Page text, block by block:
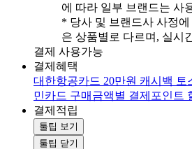
에 따라 일부 브랜드는 사
* 당사 및 브랜드사 사정
은 상품별로 다르며, 실시
결제 사용가능
결제혜택
대한항공카드 20만원 캐시백 토
민카드 구매금액별 결제포인트
결제적립
툴팁 보기
툴팁 닫기